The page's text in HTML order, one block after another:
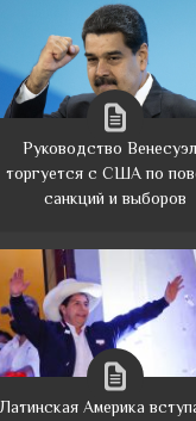
Руководство
торгуется с США по
санкций и выборов
Латинская Америка